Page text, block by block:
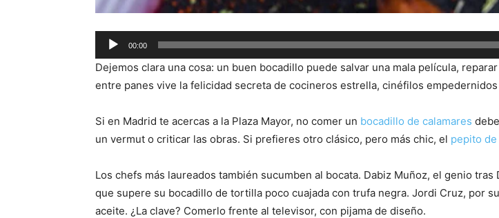
Audio
Player
00:00
Dejemos clara una cosa: un buen bocadillo puede salvar una mala película,
entre panes vive la felicidad secreta de cocineros estrella, cinéfilos
Si en Madrid te acercas a la Plaza Mayor, no comer un bocadillo de calamares
un vermut o criticar las obras. Si prefieres otro clásico, pero más chic, el pepito
Los chefs más laureados también sucumben al bocata. Dabiz Muñoz, el genio
que supere su bocadillo de tortilla poco cuajada con trufa negra. Jordi Cruz, por
aceite. ¿La clave? Comerlo frente al televisor, con pijama de diseño.